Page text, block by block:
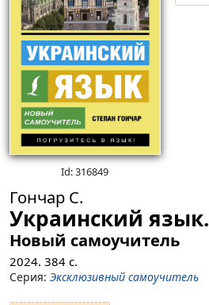
Id: 316849
Гончар С.
Украинский язык.
Новый самоучитель
2024. 384 с.
Серия: Эксклюзивный самоучитель